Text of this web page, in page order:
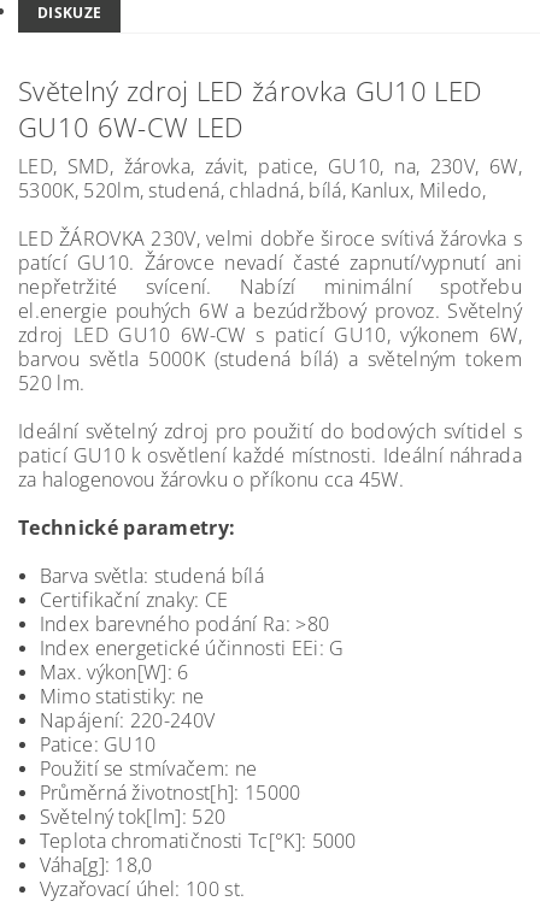
DISKUZE
Světelný zdroj LED žárovka GU10 LED
GU10 6W-CW LED
LED, SMD, žárovka, závit, patice, GU10, na, 230V, 6W,
5300K, 520lm, studená, chladná, bílá, Kanlux, Miledo,
LED ŽÁROVKA 230V, velmi dobře široce svítivá žárovka s
patící GU10. Žárovce nevadí časté zapnutí/vypnutí ani
nepřetržité svícení. Nabízí minimální spotřebu
el.energie pouhých 6W a bezúdržbový provoz. Světelný
zdroj LED GU10 6W-CW s paticí GU10, výkonem 6W,
barvou světla 5000K (studená bílá) a světelným tokem
520 lm.
Ideální světelný zdroj pro použití do bodových svítidel s
paticí GU10 k osvětlení každé místnosti. Ideální náhrada
za halogenovou žárovku o příkonu cca 45W.
Technické parametry:
Barva světla: studená bílá
Certifikační znaky: CE
Index barevného podání Ra: >80
Index energetické účinnosti EEi: G
Max. výkon[W]: 6
Mimo statistiky: ne
Napájení: 220-240V
Patice: GU10
Použití se stmívačem: ne
Průměrná životnost[h]: 15000
Světelný tok[lm]: 520
Teplota chromatičnosti Tc[°K]: 5000
Váha[g]: 18,0
Vyzařovací úhel: 100 st.